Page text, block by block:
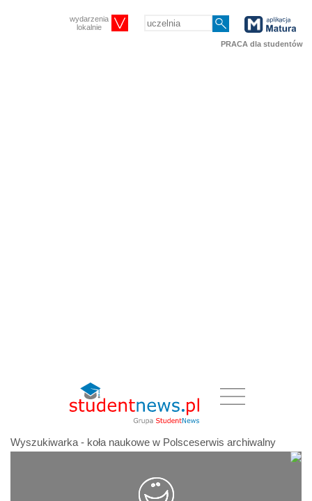
wydarzenia
lokalnie
PRACA dla studentów
Wyszukiwarka - koła naukowe w Polsceserwis archiwalny